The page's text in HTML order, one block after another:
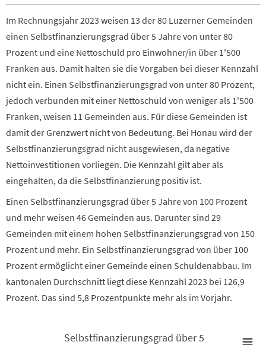
Im Rechnungsjahr 2023 weisen 13 der 80 Luzerner Gemeinden
einen Selbstfinanzierungsgrad über 5 Jahre von unter 80
Prozent und eine Nettoschuld pro Einwohner/in über 1'500
Franken aus. Damit halten sie die Vorgaben bei dieser Kennzahl
nicht ein. Einen Selbstfinanzierungsgrad von unter 80 Prozent,
jedoch verbunden mit einer Nettoschuld von weniger als 1'500
Franken, weisen 11 Gemeinden aus. Für diese Gemeinden ist
damit der Grenzwert nicht von Bedeutung. Bei Honau wird der
Selbstfinanzierungsgrad nicht ausgewiesen, da negative
Nettoinvestitionen vorliegen. Die Kennzahl gilt aber als
eingehalten, da die Selbstfinanzierung positiv ist.
Einen Selbstfinanzierungsgrad über 5 Jahre von 100 Prozent
und mehr weisen 46 Gemeinden aus. Darunter sind 29
Gemeinden mit einem hohen Selbstfinanzierungsgrad von 150
Prozent und mehr. Ein Selbstfinanzierungsgrad von über 100
Prozent ermöglicht einer Gemeinde einen Schuldenabbau. Im
kantonalen Durchschnitt liegt diese Kennzahl 2023 bei 126,9
Prozent. Das sind 5,8 Prozentpunkte mehr als im Vorjahr.
Selbstfinanzierungsgrad über 5